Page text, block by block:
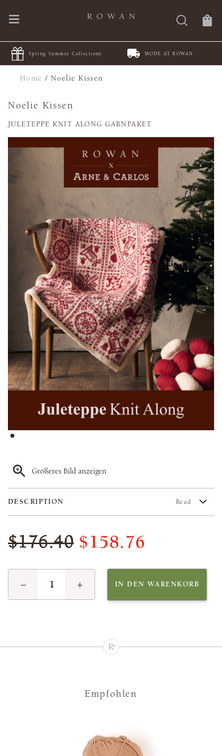
Spring Summer Collections MODE AT ROWAN
Home /Noelie Kissen
Noelie Kissen
JULETEPPE KNIT ALONG GARNPAKET
Größeres Bild anzeigen
DESCRIPTION Read
$176.40 $158.76
− + IN DEN WARENKORB
Empfohlen